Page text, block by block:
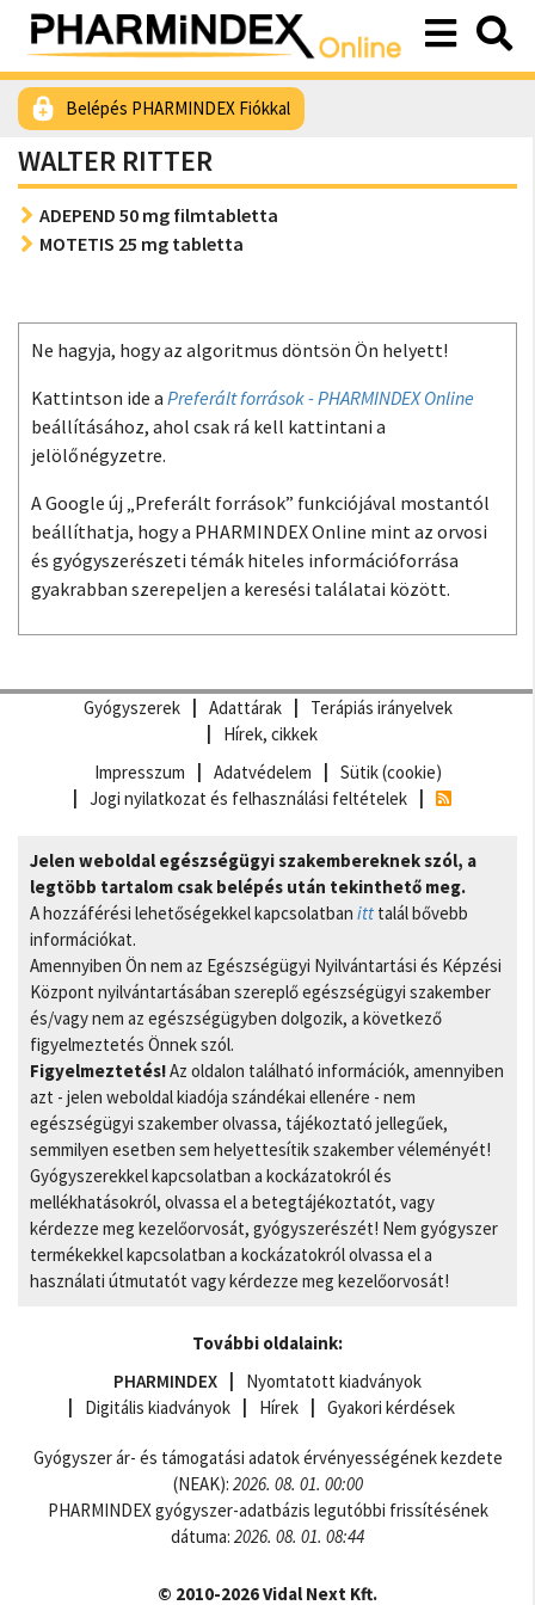
Belépés PHARMINDEX Fiókkal
WALTER RITTER
ADEPEND 50 mg filmtabletta
MOTETIS 25 mg tabletta
Ne hagyja, hogy az algoritmus döntsön Ön helyett!
Kattintson ide a Preferált források - PHARMINDEX Online
beállításához, ahol csak rá kell kattintani a
jelölőnégyzetre.
A Google új „Preferált források” funkciójával mostantól
beállíthatja, hogy a PHARMINDEX Online mint az orvosi
és gyógyszerészeti témák hiteles információforrása
gyakrabban szerepeljen a keresési találatai között.
Gyógyszerek Adattárak
Terápiás irányelvek
Hírek, cikkek
Impresszum
Adatvédelem
Sütik (cookie)
Jogi nyilatkozat és felhasználási feltételek
Jelen weboldal egészségügyi szakembereknek szól, a
legtöbb tartalom csak belépés után tekinthető meg.
A hozzáférési lehetőségekkel kapcsolatban itt talál bővebb
információkat.
Amennyiben Ön nem az Egészségügyi Nyilvántartási és Képzési
Központ nyilvántartásában szereplő egészségügyi szakember
és/vagy nem az egészségügyben dolgozik, a következő
figyelmeztetés Önnek szól.
Figyelmeztetés!Az oldalon található információk, amennyiben
azt - jelen weboldal kiadója szándékai ellenére - nem
egészségügyi szakember olvassa, tájékoztató jellegűek,
semmilyen esetben sem helyettesítik szakember véleményét!
Gyógyszerekkel kapcsolatban a kockázatokról és
mellékhatásokról, olvassa el a betegtájékoztatót, vagy
kérdezze meg kezelőorvosát, gyógyszerészét! Nem gyógyszer
termékekkel kapcsolatban a kockázatokról olvassa el a
használati útmutatót vagy kérdezze meg kezelőorvosát!
További oldalaink:
PHARMINDEX
Nyomtatott kiadványok
Digitális kiadványok
Hírek Gyakori kérdések
Gyógyszer ár- és támogatási adatok érvényességének kezdete
(NEAK): 2026. 08. 01. 00:00
PHARMINDEX gyógyszer-adatbázis legutóbbi frissítésének
dátuma: 2026. 08. 01. 08:44
© 2010-2026 Vidal Next Kft.